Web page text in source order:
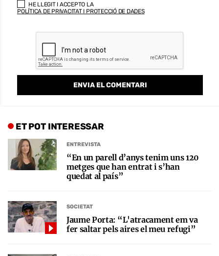
HE LLEGIT I ACCEPTO LA
POLÍTICA DE PRIVACITAT I PROTECCIÓ DE DADES
ET POT INTERESSAR
ENTREVISTA
“En un parell d’anys tenim uns 120
metges que han entrat i s’han
quedat al país”
SOCIETAT
Jaume Porta: “L'atracament em va
fer saltar pels aires el meu refugi”